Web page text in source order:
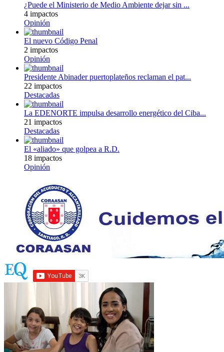
¿Puede el Ministerio de Medio Ambiente dejar sin ...
4 impactos
Opinión
El nuevo Código Penal
2 impactos
Opinión
Presidente Abinader puertoplateños reclaman el pat...
22 impactos
Destacadas
La EDENORTE impulsa desarrollo energético del Ciba...
21 impactos
Destacadas
El «aliado» que golpea a R.D.
18 impactos
Opinión